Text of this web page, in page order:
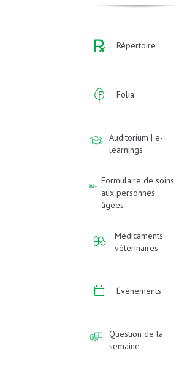
Répertoire
Folia
Auditorium | e-
learnings
Formulaire de soins
aux personnes
âgées
Médicaments
vétérinaires
Événements
Question de la
semaine